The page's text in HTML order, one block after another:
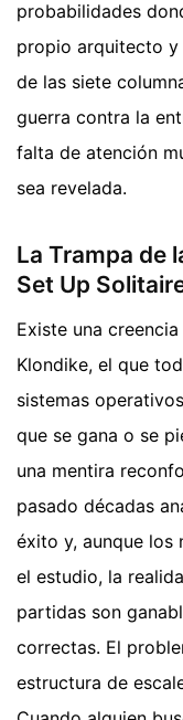
probabilidades
propio arquitecto y
de las siete
guerra contra la
falta de atención
sea revelada.
La Trampa de
Set Up
Existe una
Klondike, el que
sistemas
que se gana o se
una mentira
pasado décadas
éxito y, aunque los
el estudio, la
partidas son
correctas. El
estructura de